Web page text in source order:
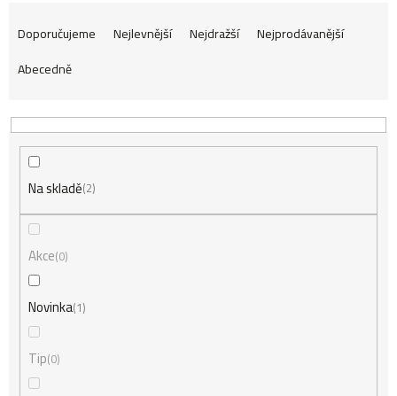
Ř
a
z
e
Doporučujeme Nejlevnější Nejdražší
Nejprodávanější
Abecedně
Na skladě 2
Akce 0
Novinka 1
Tip 0